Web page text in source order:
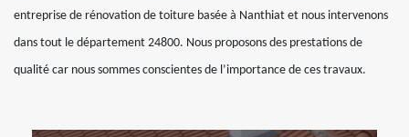
entreprise de rénovation de toiture basée à Nanthiat et nous intervenons
dans tout le département 24800. Nous proposons des prestations de
qualité car nous sommes conscientes de l’importance de ces travaux.